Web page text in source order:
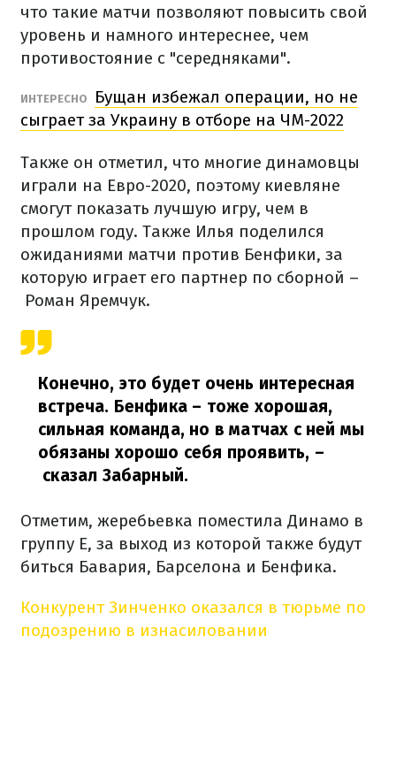
что такие матчи позволяют повысить свой
уровень и намного интереснее, чем
противостояние с "середняками".
ИНТЕРЕСНО
Бущан избежал операции, но не
сыграет за Украину в отборе на ЧМ-2022
Также он отметил, что многие динамовцы
играли на Евро-2020, поэтому киевляне
смогут показать лучшую игру, чем в
прошлом году. Также Илья поделился
ожиданиями матчи против Бенфики, за
которую играет его партнер по сборной –
Роман Яремчук.
Конечно, это будет очень интересная
встреча. Бенфика – тоже хорошая,
сильная команда, но в матчах с ней мы
обязаны хорошо себя проявить, –
сказал Забарный.
Отметим, жеребьевка поместила Динамо в
группу Е, за выход из которой также будут
биться Бавария, Барселона и Бенфика.
Конкурент Зинченко оказался в тюрьме по
подозрению в изнасиловании